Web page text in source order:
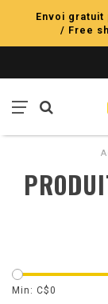
Envoi gratuit
/ Free
Min: C$0